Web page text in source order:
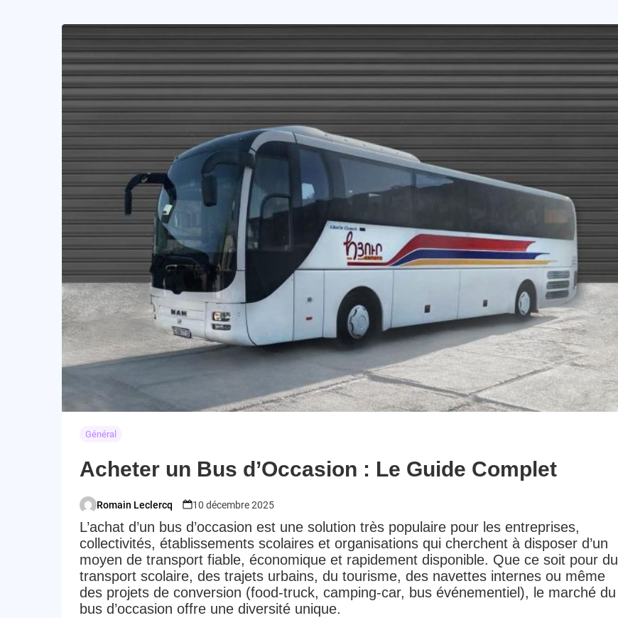
Général
Acheter un Bus d’Occasion : Le Guide Complet
Posted
by
Romain Leclercq 10 décembre 2025
L’achat d’un bus d’occasion est une solution très populaire pour les entreprises,
collectivités, établissements scolaires et organisations qui cherchent à disposer d’un
moyen de transport fiable, économique et rapidement disponible. Que ce soit pour du
transport scolaire, des trajets urbains, du tourisme, des navettes internes ou même
des projets de conversion (food-truck, camping-car, bus événementiel), le marché du
bus d’occasion offre une diversité unique.